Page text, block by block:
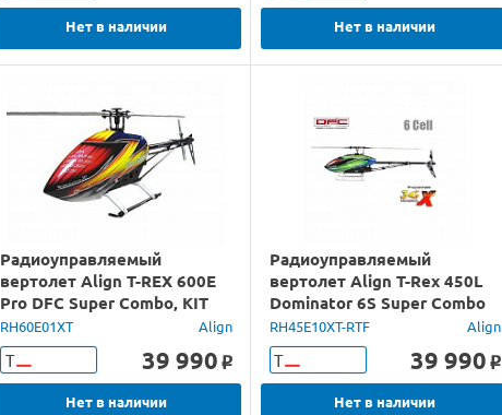
Нет в наличии Нет в наличии
Радиоуправляемый
вертолет Align T-REX 600E
Pro DFC Super Combo, KIT
RH60E01XT Align
Т 39 990 o
Нет в наличии
Радиоуправляемый
вертолет Align T-Rex 450L
Dominator 6S Super Combo
2.4G RTF
RH45E10XT-RTF Align
Т 39 990 o
Нет в наличии